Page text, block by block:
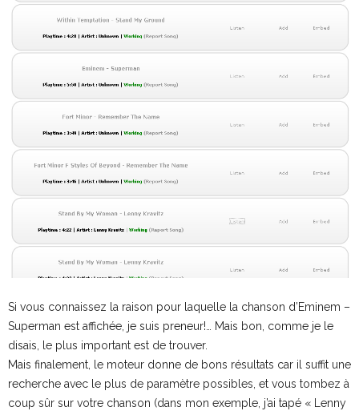
Si vous connaissez la raison pour laquelle la chanson d’Eminem –
Superman est affichée, je suis preneur!… Mais bon, comme je le
disais, le plus important est de trouver.
Mais finalement, le moteur donne de bons résultats car il suffit une
recherche avec le plus de paramètre possibles, et vous tombez à
coup sûr sur votre chanson (dans mon exemple, j’ai tapé « Lenny